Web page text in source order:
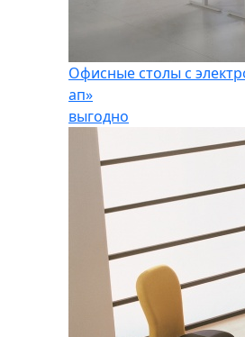
Офисные столы с
ап»
выгодно